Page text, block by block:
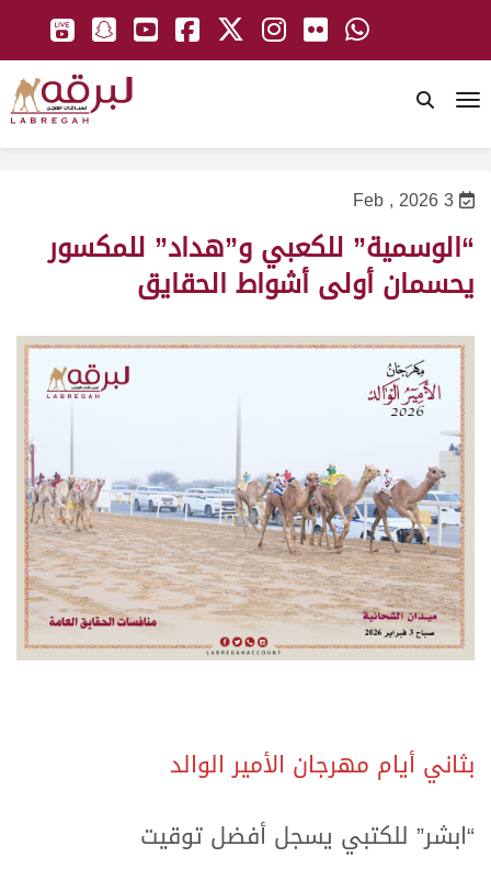
3 Feb , 2026
“الوسمية” للكعبي و”هداد” للمكسور
يحسمان أولى أشواط الحقايق
بثاني أيام مهرجان الأمير الوالد
“ابشر” للكتبي يسجل أفضل توقيت